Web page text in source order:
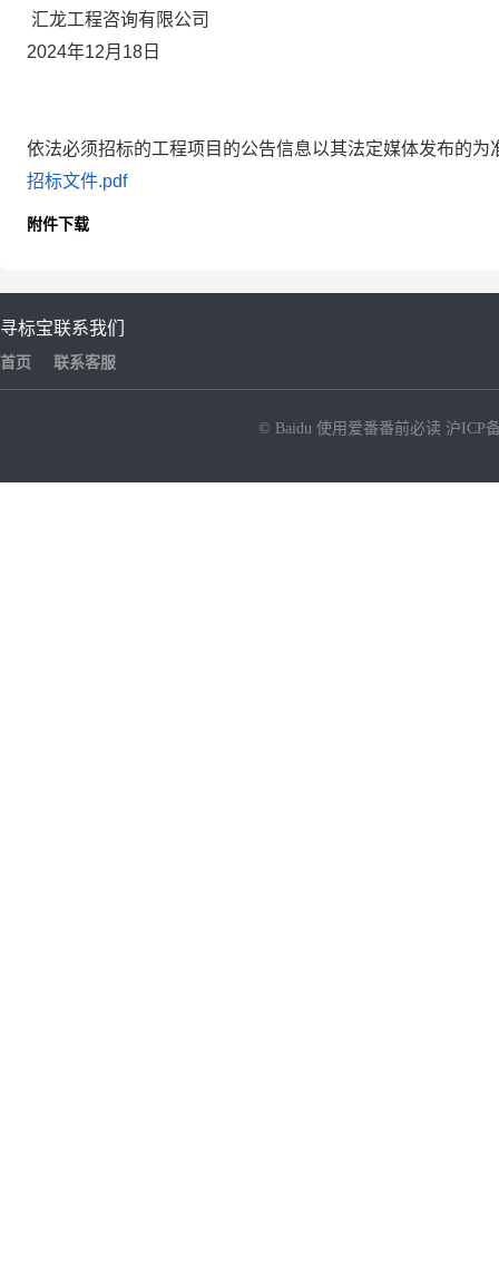
汇龙工程咨询有限公司
2024年12月 18 日
依法必须招标的工程项目的公告信息以其法定媒体发布的为
招标文件.pdf
附件下载
寻标宝
首页
联系我们
联系客服
© Baidu 使用爱番番前必读 沪ICP